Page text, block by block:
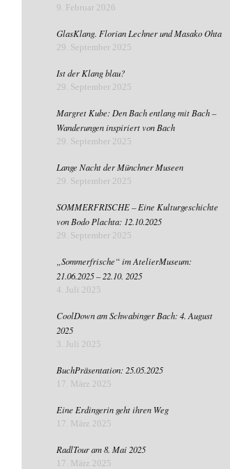
9. Februar 2026
GlasKlang. Florian Lechner und Masako Ohta
29. September 2025
Ist der Klang blau?
29. September 2025
Margret Kube: Den Bach entlang mit Bach –
Wanderungen inspiriert von Bach
29. September 2025
Lange Nacht der Münchner Museen
29. September 2025
SOMMERFRISCHE – Eine Kulturgeschichte
von Bodo Plachta: 12.10.2025
29. September 2025
„Sommerfrische“ im AtelierMuseum:
21.06.2025 – 22.10. 2025
4. Juli 2025
CoolDown am Schwabinger Bach: 4. August
2025
3. Juli 2025
BuchPräsentation: 25.05.2025
17. März 2025
Eine Erdingerin geht ihren Weg
17. März 2025
RadlTour am 8. Mai 2025
17. März 2025